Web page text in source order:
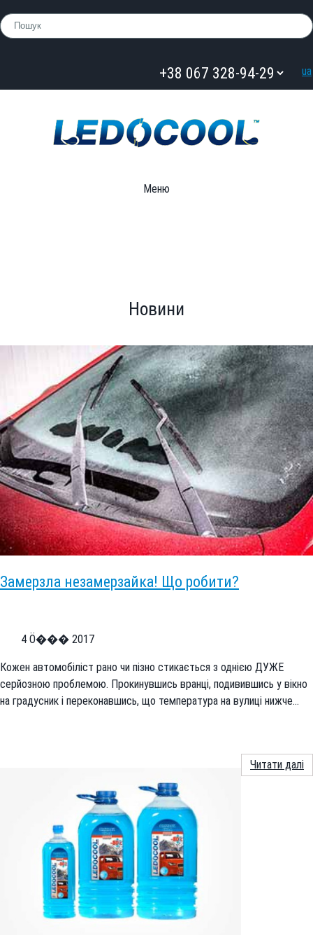
ua
Меню
Новини
Замерзла незамерзайка! Що робити?
4 Ӧ��� 2017
Кожен автомобіліст рано чи пізно стикається з однією ДУЖЕ
серйозною проблемою. Прокинувшись вранці, подивившись у вікно
на градусник і переконавшись, що температура на вулиці нижче…
Читати далі